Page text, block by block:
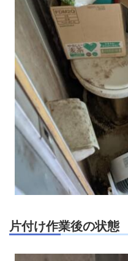
片付け作業後の状態